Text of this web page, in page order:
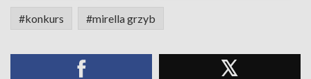
#konkurs #mirella grzyb